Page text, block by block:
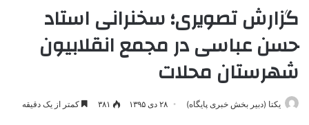
گزارش تصویری؛ سخنرانی استاد
حسن عباسی در مجمع انقلابیون
شهرستان محلات
یکتا (دبیر بخش خبری پایگاه) ۲۸ دی ۱۳۹۵ ۳۸۱ کمتر از یک دقیقه